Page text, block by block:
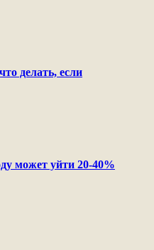
делать, если
может уйти 20-40%